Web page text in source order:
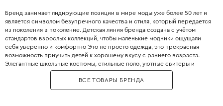
Бренд занимает лидирующие позиции в мире моды уже более 50 лет и
является символом безупречного качества и стиля, который передается
из поколения в поколение. Детская линия бренда создана с учётом
стандартов взрослых коллекций, чтобы маленькие модники ощущали
себя уверенно и комфортно Это не просто одежда, это прекрасная
возможность приучить детей к хорошему вкусу с раннего возраста.
Элегантные школьные костюмы, стильные поло, уютные свитеры и
практичные пуховики. Каждая деталь одежды Boss продумана до
мелочей, чтобы обеспечить не только стильный внешний вид, но и
максимальный комфорт.
ВСЕ ТОВАРЫ БРЕНДА